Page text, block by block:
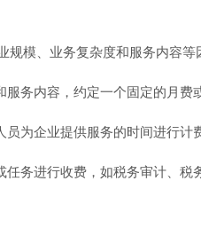
规模、业务复杂度和服务内容
务内容，约定一个固定的月费
为企业提供服务的时间进行计
务进行收费，如税务审计、税